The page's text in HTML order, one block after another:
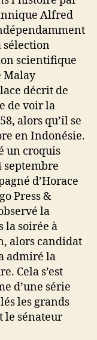
Alfred
sélection
scientifique
Malay
décrit de
de voir la
alors qu’il se
en Indonésie.
un croquis
septembre
d’Horace
Press &
la
la soirée à
alors candidat
admiré la
Cela s’est
d’une série
les grands
le sénateur